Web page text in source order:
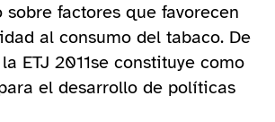
factores que favorecen
al consumo del tabaco. De
ETJ 2011se constituye como
el desarrollo de políticas